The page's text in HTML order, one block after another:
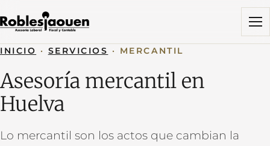
INICIO · SERVICIOS · MERCANTIL
Asesoría mercantil en
Huelva
Lo mercantil son los actos que cambian la